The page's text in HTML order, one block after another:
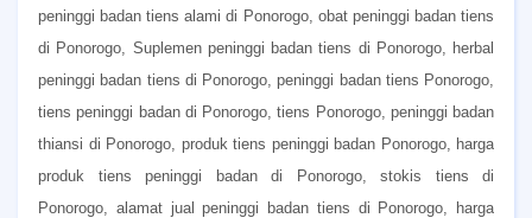
peninggi badan tiens alami di Ponorogo, obat peninggi badan tiens
di Ponorogo, Suplemen peninggi badan tiens di Ponorogo, herbal
peninggi badan tiens di Ponorogo, peninggi badan tiens Ponorogo,
tiens peninggi badan di Ponorogo, tiens Ponorogo, peninggi badan
thiansi di Ponorogo, produk tiens peninggi badan Ponorogo, harga
produk tiens peninggi badan di Ponorogo, stokis tiens di
Ponorogo, alamat jual peninggi badan tiens di Ponorogo, harga